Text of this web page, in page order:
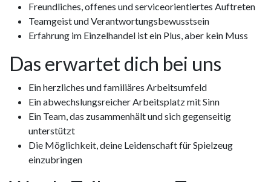
Freundliches, offenes und serviceorientiertes Auftreten
Teamgeist und Verantwortungsbewusstsein
Erfahrung im Einzelhandel ist ein Plus, aber kein Muss
Das erwartet dich bei uns
Ein herzliches und familiäres Arbeitsumfeld
Ein abwechslungsreicher Arbeitsplatz mit Sinn
Ein Team, das zusammenhält und sich gegenseitig
unterstützt
Die Möglichkeit, deine Leidenschaft für Spielzeug
einzubringen